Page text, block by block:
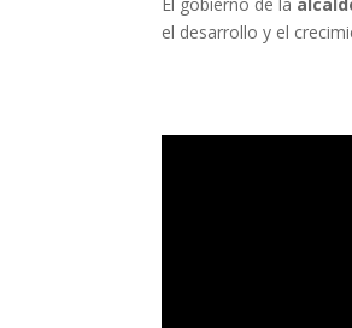
el desarrollo y el